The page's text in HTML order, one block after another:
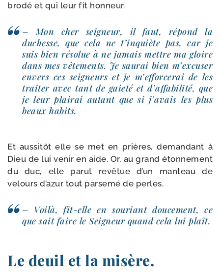
bro­dé et qui leur fît honneur.
– Mon cher sei­gneur, il faut, répond la
duchesse, que cela ne t’inquiète pas, car je
suis bien réso­lue à ne jamais mettre ma gloire
dans mes vête­ments. Je sau­rai bien m’excuser
envers ces sei­gneurs et je m’efforcerai de les
trai­ter avec tant de gaie­té et d’affabilité, que
je leur plai­rai autant que si j’avais les plus
beaux habits.
Et aus­si­tôt elle se met en prières, deman­dant à
Dieu de lui venir en aide. Or, au grand éton­ne­ment
du duc, elle parut revê­tue d’un man­teau de
velours d’azur tout par­se­mé de perles.
– Voilà, fît-​elle en sou­riant dou­ce­ment, ce
que sait faire le Sei­gneur quand cela lui plaît.
Le deuil et la misère.